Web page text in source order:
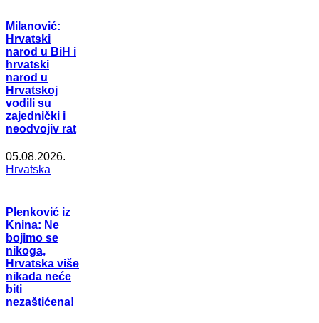
Milanović:
Hrvatski
narod u BiH i
hrvatski
narod u
Hrvatskoj
vodili su
zajednički i
neodvojiv rat
05.08.2026.
Hrvatska
Plenković iz
Knina: Ne
bojimo se
nikoga,
Hrvatska više
nikada neće
biti
nezaštićena!